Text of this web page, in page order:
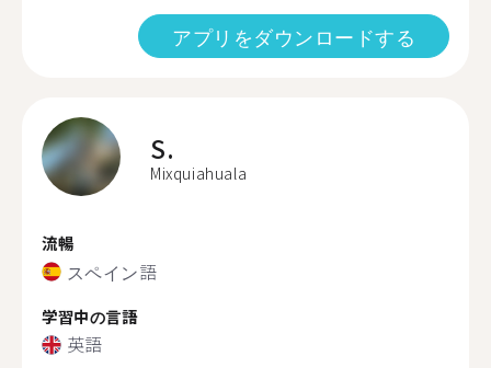
アプリをダウンロードする
S.
Mixquiahuala
流暢
スペイン語
学習中の言語
英語